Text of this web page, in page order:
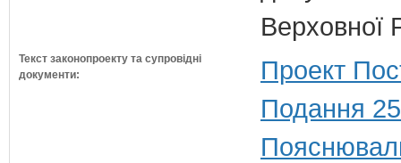
Верховної
Текст законопроекту та супровідні
документи:
Проект
Подання